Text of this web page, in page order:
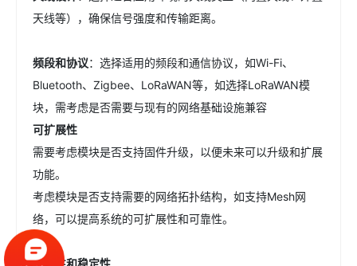
天线等），确保信号强度和传输距离。
频段和协议：选择适用的频段和通信协议，如Wi-Fi、
Bluetooth、Zigbee、LoRaWAN等，如选择LoRaWAN模
块，需考虑是否需要与现有的网络基础设施兼容
可扩展性
需要考虑模块是否支持固件升级，以便未来可以升级和扩展
功能。
考虑模块是否支持需要的网络拓扑结构，如支持Mesh网
络，可以提高系统的可扩展性和可靠性。
安全性和稳定性